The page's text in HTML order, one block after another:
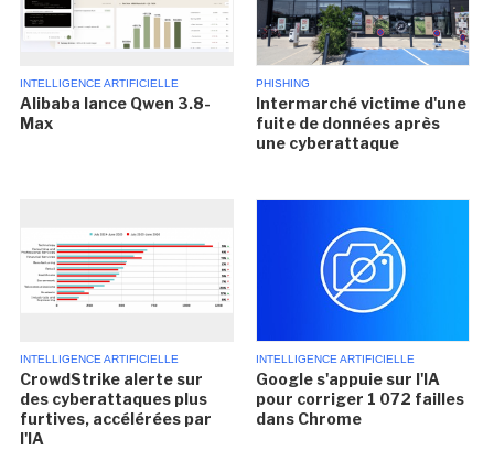
INTELLIGENCE ARTIFICIELLE
Alibaba lance Qwen 3.8-
Max
PHISHING
Intermarché victime d'une
fuite de données après
une cyberattaque
INTELLIGENCE ARTIFICIELLE
CrowdStrike alerte sur
des cyberattaques plus
furtives, accélérées par
l'IA
INTELLIGENCE ARTIFICIELLE
Google s'appuie sur l'IA
pour corriger 1 072 failles
dans Chrome